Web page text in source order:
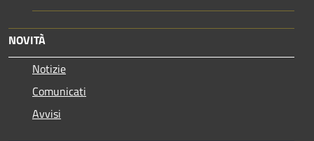
NOVITÀ
Notizie
Comunicati
Avvisi